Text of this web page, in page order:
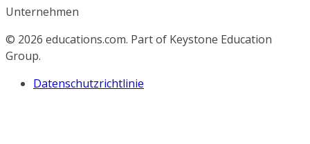
Unternehmen
© 2026 educations.com. Part of Keystone Education
Group.
Datenschutzrichtlinie